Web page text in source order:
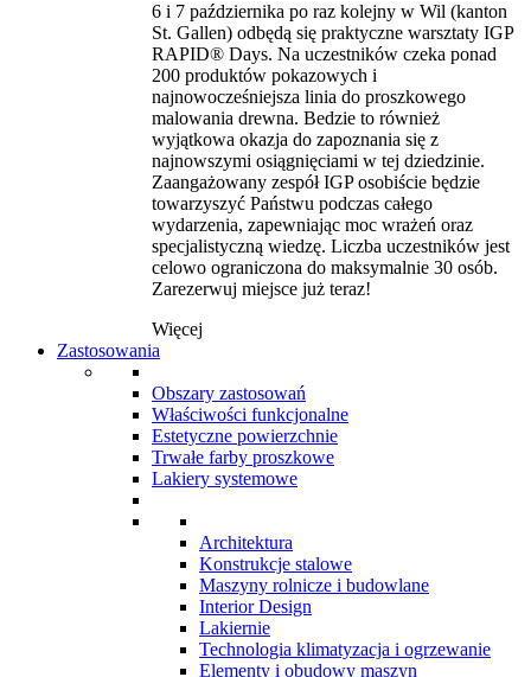
6 i 7 października po raz kolejny w Wil (kanton
St. Gallen) odbędą się praktyczne warsztaty IGP
RAPID® Days. Na uczestników czeka ponad
200 produktów pokazowych i
najnowocześniejsza linia do proszkowego
malowania drewna. Bedzie to również
wyjątkowa okazja do zapoznania się z
najnowszymi osiągnięciami w tej dziedzinie.
Zaangażowany zespół IGP osobiście będzie
towarzyszyć Państwu podczas całego
wydarzenia, zapewniając moc wrażeń oraz
specjalistyczną wiedzę. Liczba uczestników jest
celowo ograniczona do maksymalnie 30 osób.
Zarezerwuj miejsce już teraz!
Więcej
Zastosowania
Obszary zastosowań
Właściwości funkcjonalne
Estetyczne powierzchnie
Trwałe farby proszkowe
Lakiery systemowe
Architektura
Konstrukcje stalowe
Maszyny rolnicze i budowlane
Interior Design
Lakiernie
Technologia klimatyzacja i ogrzewanie
Elementy i obudowy maszyn